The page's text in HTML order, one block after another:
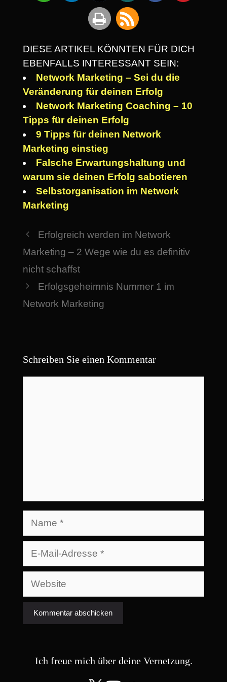
DIESE ARTIKEL KÖNNTEN FÜR DICH
EBENFALLS INTERESSANT SEIN:
Network Marketing – Sei du die
Veränderung für deinen Erfolg
Network Marketing Coaching – 10
Tipps für deinen Erfolg
9 Tipps für deinen Network
Marketing einstieg
Falsche Erwartungshaltung und
warum sie deinen Erfolg sabotieren
Selbstorganisation im Network
Marketing
Erfolgreich werden im Network
Marketing – 2 Wege wie du es definitiv
nicht schaffst
Erfolgsgeheimnis Nummer 1 im
Network Marketing
Schreiben Sie einen Kommentar
Adresse
Website
Ich freue mich über deine Vernetzung.